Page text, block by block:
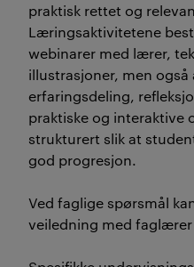
praktisk rettet og
Læringsaktivitetene
webinarer med lærer,
illustrasjoner, men
erfaringsdeling,
praktiske og interaktive
strukturert slik at
god progresjon.
Ved faglige spørsmål
veiledning med